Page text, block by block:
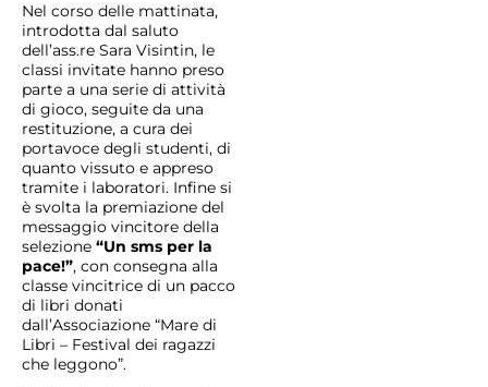
Nel corso delle mattinata,
introdotta dal saluto
dell’ass.re Sara Visintin, le
classi invitate hanno preso
parte a una serie di attività
di gioco, seguite da una
restituzione, a cura dei
portavoce degli studenti, di
quanto vissuto e appreso
tramite i laboratori. Infine si
è svolta la premiazione del
messaggio vincitore della
selezione “Un sms per la
pace!”, con consegna alla
classe vincitrice di un pacco
di libri donati
dall’Associazione “Mare di
Libri – Festival dei ragazzi
che leggono”.